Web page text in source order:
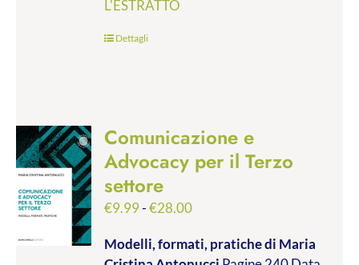
L'ESTRATTO
Dettagli
Comunicazione e
Advocacy per il Terzo
settore
€9.99-€28.00Fascia
prezzo:
Modelli, formati, pratichedi Maria